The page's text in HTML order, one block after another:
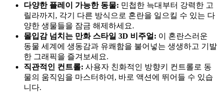
다양한 플레이 가능한 동물: 민첩한 늑대부터 강력한 고
릴라까지, 각기 다른 방식으로 혼란을 일으킬 수 있는 다
양한 생물들을 잠금 해제하세요.
몰입감 넘치는 만화 스타일 3D 비주얼: 이 혼란스러운
동물 세계에 생동감과 유쾌함을 불어넣는 생생하고 기발
한 그래픽을 즐겨보세요.
직관적인 컨트롤: 사용자 친화적인 방향키 컨트롤로 동
물의 움직임을 마스터하여, 바로 액션에 뛰어들 수 있습
니다.